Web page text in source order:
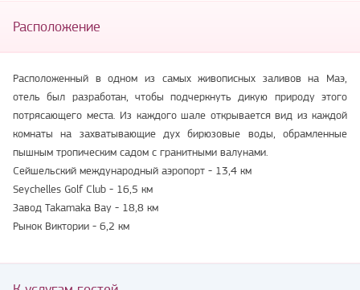
Расположение
Расположенный в одном из самых живописных заливов на Маэ,
отель был разработан, чтобы подчеркнуть дикую природу этого
потрясающего места. Из каждого шале открывается вид из каждой
комнаты на захватывающие дух бирюзовые воды, обрамленные
пышным тропическим садом с гранитными валунами.
Сейшельский международный аэропорт - 13,4 км
Seychelles Golf Club - 16,5 км
Завод Takamaka Bay - 18,8 км
Рынок Виктории - 6,2 км